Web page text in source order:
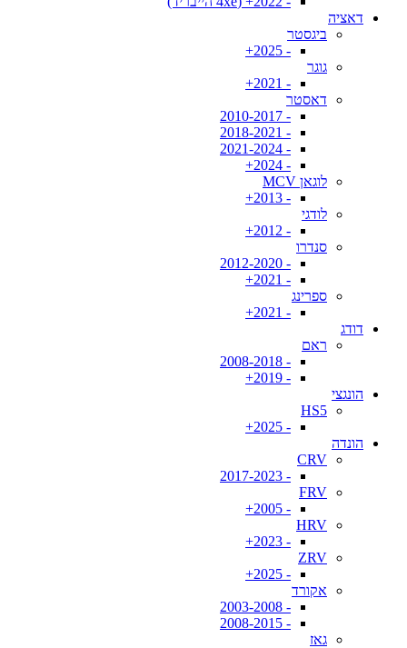
דאציה
ביגסטר
- 2025+
גוגר
- 2021+
דאסטר
- 2010-2017
- 2018-2021
- 2021-2024
- 2024+
לוגאן MCV
- 2013+
לודגי
- 2012+
סנדרו
- 2012-2020
- 2021+
ספרינג
- 2021+
דודג
ראם
- 2008-2018
- 2019+
הונגצי
HS5
- 2025+
הונדה
CRV
- 2017-2023
FRV
- 2005+
HRV
- 2023+
ZRV
- 2025+
אקורד
- 2003-2008
- 2008-2015
גאז